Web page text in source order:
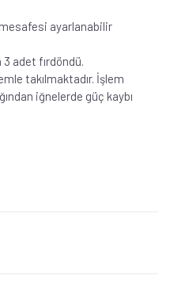
ayarlanabilir
3 adet fırdöndü.
takılmaktadır. İşlem
iğnelerde güç kaybı